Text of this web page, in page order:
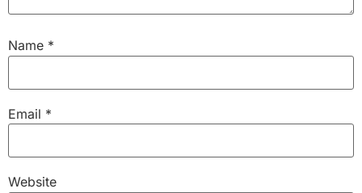
Name *
Email *
Website